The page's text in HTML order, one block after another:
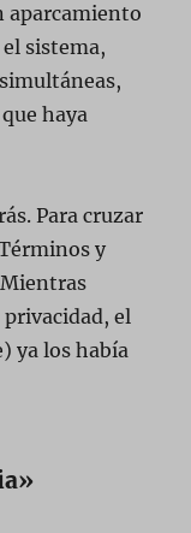
aparcamiento
sistema,
haya
Para cruzar
y
Mientras
el
ya los había